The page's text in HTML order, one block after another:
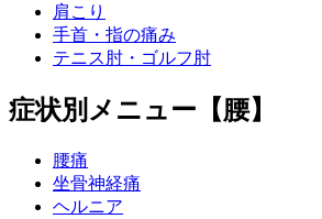
肩こり
手首・指の痛み
テニス肘・ゴルフ肘
症状別メニュー【腰】
腰痛
坐骨神経痛
ヘルニア